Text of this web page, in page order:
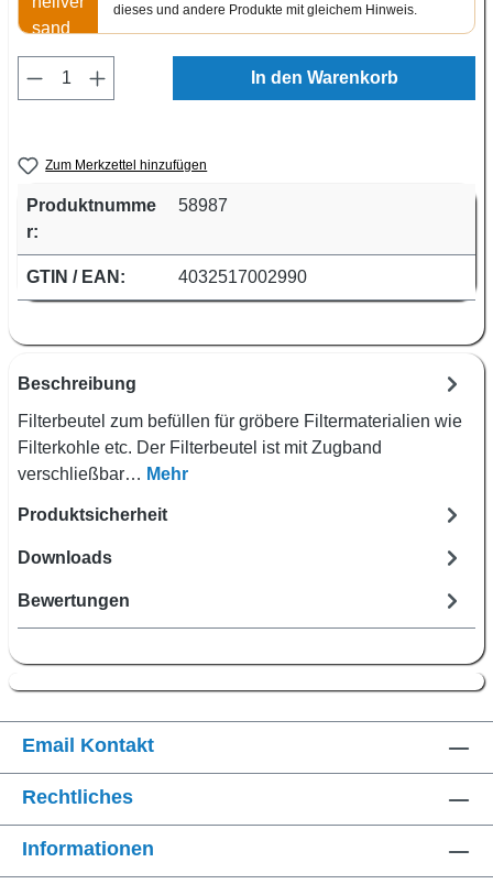
dieses und andere Produkte mit gleichem Hinweis.
Produkt Anzahl: Gib den gewünschten
In den Warenkorb
Zum Merkzettel hinzufügen
Produktnumme
r:
58987
GTIN / EAN: 4032517002990
Beschreibung
Filterbeutel zum befüllen für gröbere Filtermaterialien wie
Filterkohle etc. Der Filterbeutel ist mit Zugband
verschließbar… Mehr
Produktsicherheit
Downloads
Bewertungen
Email Kontakt
Rechtliches
Informationen